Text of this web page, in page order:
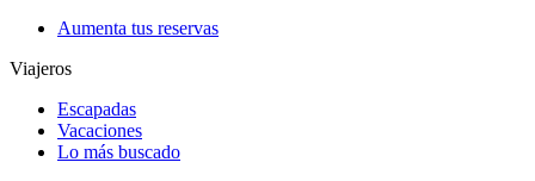
Aumenta tus reservas
Viajeros
Escapadas
Vacaciones
Lo más buscado